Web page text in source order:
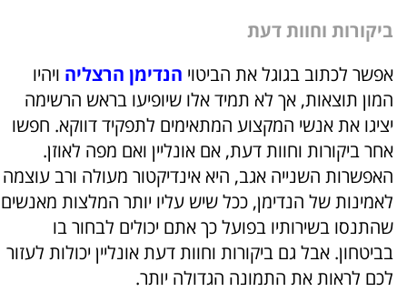
ביקורות וחוות דעת
אפשר לכתוב בגוגל את הביטוי הנדימן הרצליה ויהיו
המון תוצאות, אך לא תמיד אלו שיופיעו בראש הרשימה
יציגו את אנשי המקצוע המתאימים לתפקיד דווקא. חפשו
אחר ביקורות וחוות דעת, אם אונליין ואם מפה לאוזן.
האפשרות השנייה אגב, היא אינדיקטור מעולה ורב עוצמה
לאמינות של הנדימן, ככל שיש עליו יותר המלצות מאנשים
שהתנסו בשירותיו בפועל כך אתם יכולים לבחור בו
בביטחון. אבל גם ביקורות וחוות דעת אונליין יכולות לעזור
לכם לראות את התמונה הגדולה יותר.